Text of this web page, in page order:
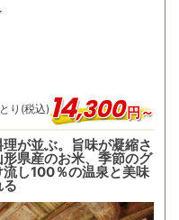
り(税込)14,300円～
が並ぶ。旨味が凝縮さ
県産のお米、季節のグ
し100％の温泉と美味
る